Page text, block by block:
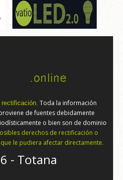
Toda la información
de fuentes debidamente
o bien son de dominio
derechos de rectificación o
le pudiera afectar directamente.
- Totana